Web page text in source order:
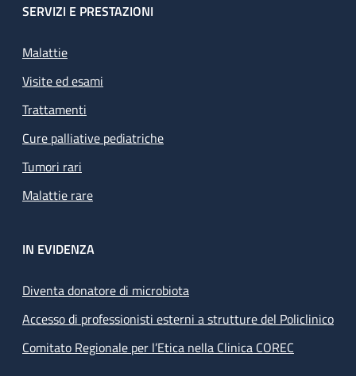
SERVIZI E PRESTAZIONI
Malattie
Visite ed esami
Trattamenti
Cure palliative pediatriche
Tumori rari
Malattie rare
IN EVIDENZA
Diventa donatore di microbiota
Accesso di professionisti esterni a strutture del Policlinico
Comitato Regionale per l’Etica nella Clinica COREC